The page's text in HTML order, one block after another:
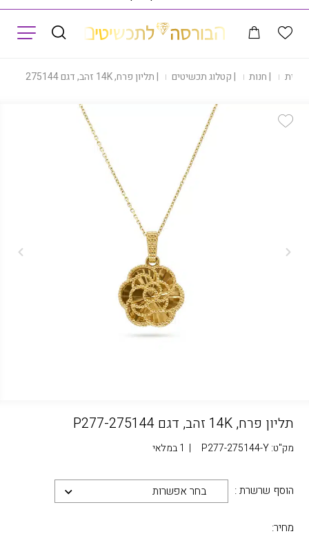
הבית |חנות |קטלוג תכשיטים |תליון פרח, 14K זהב, דגם P277-275144
תליון פרח, 14K זהב, דגם P277-275144
מק"ט:P277-275144-Y
| 1 במלאי
הוסף שרשרת : בחר אפשרות
מחיר: